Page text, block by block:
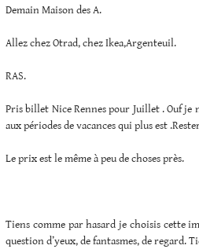
Demain Maison des A.
Allez chez Otrad, chez Ikea,Argenteuil.
RAS.
Pris billet Nice Rennes pour Juillet . Ouf je
aux périodes de vacances qui plus est
Le prix est le même à peu de choses près.
Tiens comme par hasard je choisis cette
question d’yeux, de fantasmes, de regard.